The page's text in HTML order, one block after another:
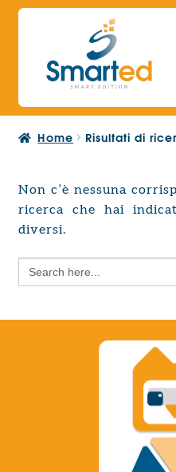
Vai
navigazione
Vai
contenuto
Search
Home Risultati di
Non c’è nessuna
ricerca che hai
diversi.
Search
for: